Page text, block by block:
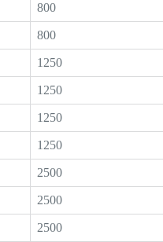
800
800
1250
1250
1250
1250
2500
2500
2500